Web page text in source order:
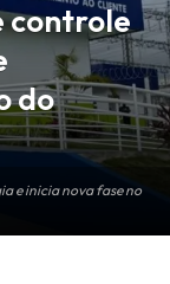
e inicia nova fase no
controle
do